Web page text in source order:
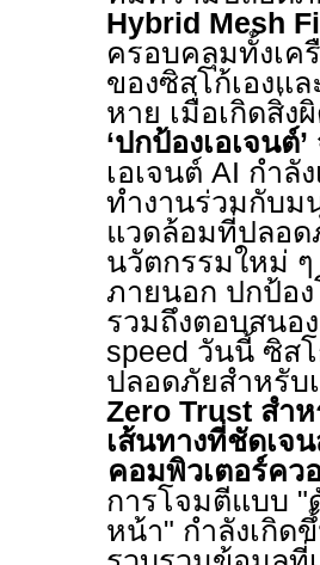
Hybrid Mesh
ครอบคลุมทั้งเค
ของซิสโก้เองแ
หาย เมื่อเกิดสิ่ง
‘ปกป้องเอเจนต์’
เอเจนต์ AI กำลั
ทำงานร่วมกับม
แวดล้อมที่ปลอด
นวัตกรรมใหม่ ๆ
ภายนอก ปกป้อ
รวมถึงตอบสนอ
speed วันนี้ ซิส
ปลอดภัยสำหรับ
Zero Trust สำ
เส้นทางที่ชัดเจ
คอมพิวเตอร์คว
การโจมตีแบบ "
หน้า" กำลังเกิด